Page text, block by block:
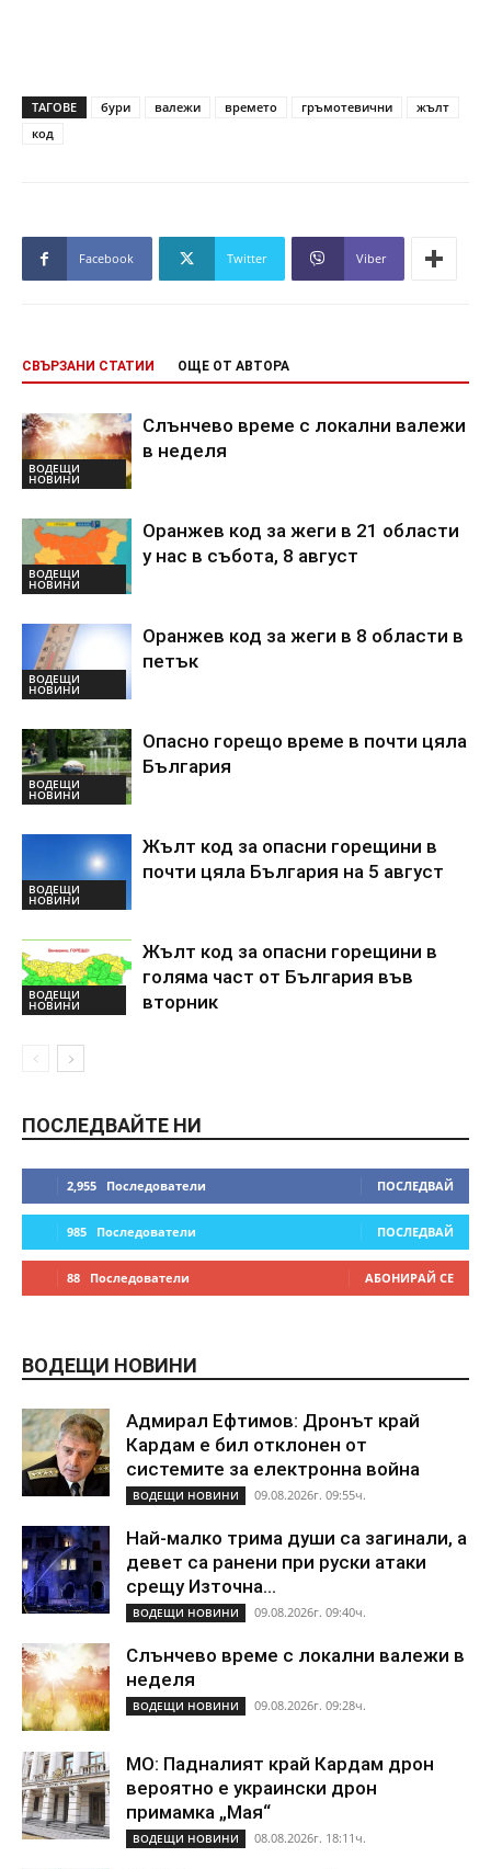
ТАГОВЕ бури валежи времето гръмотевични
жълт
код
Facebook Twitter Viber
СВЪРЗАНИ СТАТИИ ОЩЕ ОТ АВТОРА
ВОДЕЩИ
НОВИНИ
Слънчево време с локални валежи
в неделя
ВОДЕЩИ
НОВИНИ
Оранжев код за жеги в 21 области
у нас в събота, 8 август
ВОДЕЩИ
НОВИНИ
Оранжев код за жеги в 8 области в
петък
ВОДЕЩИ
НОВИНИ
Опасно горещо време в почти цяла
България
ВОДЕЩИ
НОВИНИ
Жълт код за опасни горещини в
почти цяла България на 5 август
ВОДЕЩИ
НОВИНИ
Жълт код за опасни горещини в
голяма част от България във
вторник
ПОСЛЕДВАЙТЕ НИ
2,955 Последователи ПОСЛЕДВАЙ
985 Последователи ПОСЛЕДВАЙ
88 Последователи АБОНИРАЙ СЕ
ВОДЕЩИ НОВИНИ
Адмирал Ефтимов: Дронът край
Кардам е бил отклонен от
системите за електронна война
ВОДЕЩИ НОВИНИ 09.08.2026г. 09:55ч.
Най-малко трима души са загинали, а
девет са ранени при руски атаки
срещу Източна...
ВОДЕЩИ НОВИНИ 09.08.2026г. 09:40ч.
Слънчево време с локални валежи в
неделя
ВОДЕЩИ НОВИНИ 09.08.2026г. 09:28ч.
МО: Падналият край Кардам дрон
вероятно е украински дрон
примамка „Мая“
ВОДЕЩИ НОВИНИ 08.08.2026г. 18:11ч.